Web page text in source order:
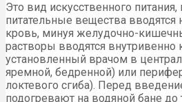
Это вид искусственного
питательные вещества вводятся
кровь, минуя желудочно-
растворы вводятся внутривенно
установленный врачом в
яремной, бедренной) или
локтевого сгиба). Перед
подогревают на водяной бане до